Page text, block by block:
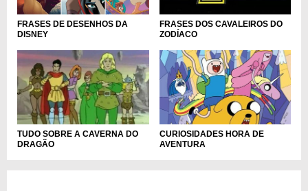
FRASES DE DESENHOS DA
DISNEY
FRASES DOS CAVALEIROS DO
ZODÍACO
TUDO SOBRE A CAVERNA DO
DRAGÃO
CURIOSIDADES HORA DE
AVENTURA